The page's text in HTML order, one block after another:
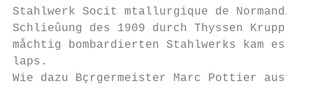
Stahlwerk Socit mtallurgique de
Schlieûung des 1909 durch Thyssen Krupp
måchtig bombardierten Stahlwerks kam es in
laps.
Wie dazu Bçrgermeister Marc Pottier